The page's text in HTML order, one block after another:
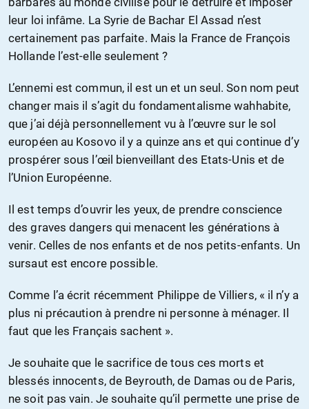
leur loi infâme. La Syrie de Bachar El Assad n’est
certainement pas parfaite. Mais la France de François
Hollande l’est-elle seulement ?
L’ennemi est commun, il est un et un seul. Son nom peut
changer mais il s’agit du fondamentalisme wahhabite,
que j’ai déjà personnellement vu à l’œuvre sur le sol
européen au Kosovo il y a quinze ans et qui continue d’y
prospérer sous l’œil bienveillant des Etats-Unis et de
l’Union Européenne.
Il est temps d’ouvrir les yeux, de prendre conscience
des graves dangers qui menacent les générations à
venir. Celles de nos enfants et de nos petits-enfants. Un
sursaut est encore possible.
Comme l’a écrit récemment Philippe de Villiers, « il n’y a
plus ni précaution à prendre ni personne à ménager. Il
faut que les Français sachent ».
Je souhaite que le sacrifice de tous ces morts et
blessés innocents, de Beyrouth, de Damas ou de Paris,
ne soit pas vain. Je souhaite qu’il permette une prise de